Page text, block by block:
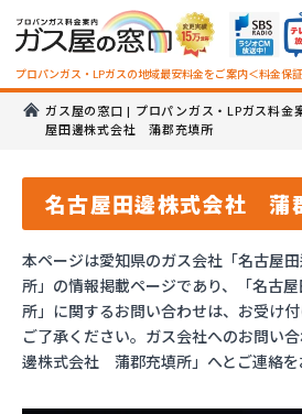
プロパンガス・LPガスの地域最安料金をご案内＜料金保
ガス屋の窓口 | プロパンガス・LPガス料金
屋田邊株式会社 蒲郡充填所
名古屋田邊株式会社 蒲
本ページは愛知県のガス会社「名古屋
所」の情報掲載ページであり、「名古
所」に関するお問い合わせは、お受け
ご了承ください。ガス会社へのお問い
邊株式会社 蒲郡充填所」へとご連絡を